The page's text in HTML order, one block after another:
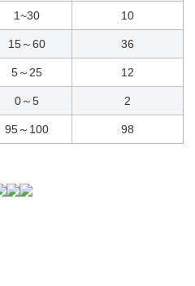
1~30 10
15～60 36
5～25 12
0～5 2
95～100 98